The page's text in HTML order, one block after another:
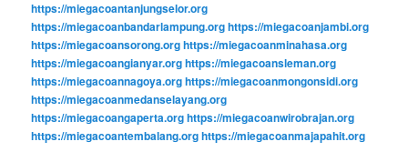
https://miegacoantanjungselor.org
https://miegacoanbandarlampung.orghttps://miegacoanjambi.org
https://miegacoansorong.orghttps://miegacoanminahasa.org
https://miegacoangianyar.orghttps://miegacoansleman.org
https://miegacoannagoya.orghttps://miegacoanmongonsidi.org
https://miegacoanmedanselayang.org
https://miegacoangaperta.orghttps://miegacoanwirobrajan.org
https://miegacoantembalang.orghttps://miegacoanmajapahit.org